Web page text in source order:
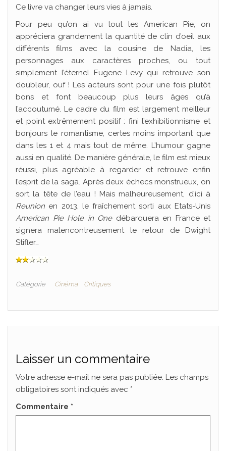
Ce livre va changer leurs vies à jamais.
Pour peu qu’on ai vu tout les American Pie, on
appréciera grandement la quantité de clin d’oeil aux
différents films avec la cousine de Nadia, les
personnages aux caractères proches, ou tout
simplement l’éternel Eugene Levy qui retrouve son
doubleur, ouf ! Les acteurs sont pour une fois plutôt
bons et font beaucoup plus leurs âges qu’à
l’accoutumé. Le cadre du film est largement meilleur
et point extrêmement positif : fini l’exhibitionnisme et
bonjours le romantisme, certes moins important que
dans les 1 et 4 mais tout de même. L’humour gagne
aussi en qualité. De manière générale, le film est mieux
réussi, plus agréable à regarder et retrouve enfin
l’esprit de la saga. Après deux échecs monstrueux, on
sort la tête de l’eau ! Mais malheureusement, d’ici à
Reunion en 2013, le fraîchement sorti aux Etats-Unis
American Pie Hole in Onedébarquera en France et
signera malencontreusement le retour de Dwight
Stifler…
Catégorie Cinéma Critiques
Laisser un commentaire
Votre adresse e-mail ne sera pas publiée. Les champs
obligatoires sont indiqués avec *
Commentaire *